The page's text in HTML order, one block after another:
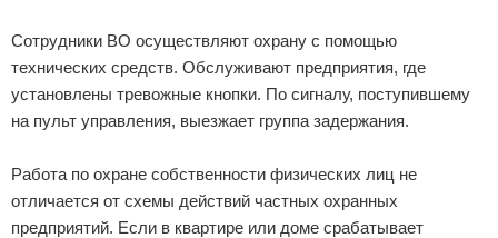
Сотрудники ВО осуществляют охрану с помощью
технических средств. Обслуживают предприятия, где
установлены тревожные кнопки. По сигналу, поступившему
на пульт управления, выезжает группа задержания.
Работа по охране собственности физических лиц не
отличается от схемы действий частных охранных
предприятий. Если в квартире или доме срабатывает